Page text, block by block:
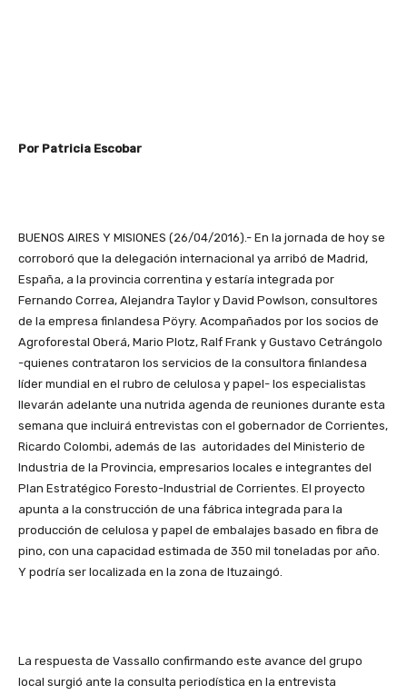
Por Patricia Escobar
BUENOS AIRES Y MISIONES (26/04/2016).- En la jornada de hoy se
corroboró que la delegación internacional ya arribó de Madrid,
España, a la provincia correntina y estaría integrada por
Fernando Correa, Alejandra Taylor y David Powlson, consultores
de la empresa finlandesa Pöyry. Acompañados por los socios de
Agroforestal Oberá, Mario Plotz, Ralf Frank y Gustavo Cetrángolo
-quienes contrataron los servicios de la consultora finlandesa
líder mundial en el rubro de celulosa y papel- los especialistas
llevarán adelante una nutrida agenda de reuniones durante esta
semana que incluirá entrevistas con el gobernador de Corrientes,
Ricardo Colombi, además de las autoridades del Ministerio de
Industria de la Provincia, empresarios locales e integrantes del
Plan Estratégico Foresto-Industrial de Corrientes. El proyecto
apunta a la construcción de una fábrica integrada para la
producción de celulosa y papel de embalajes basado en fibra de
pino, con una capacidad estimada de 350 mil toneladas por año.
Y podría ser localizada en la zona de Ituzaingó.
La respuesta de Vassallo confirmando este avance del grupo
local surgió ante la consulta periodística en la entrevista